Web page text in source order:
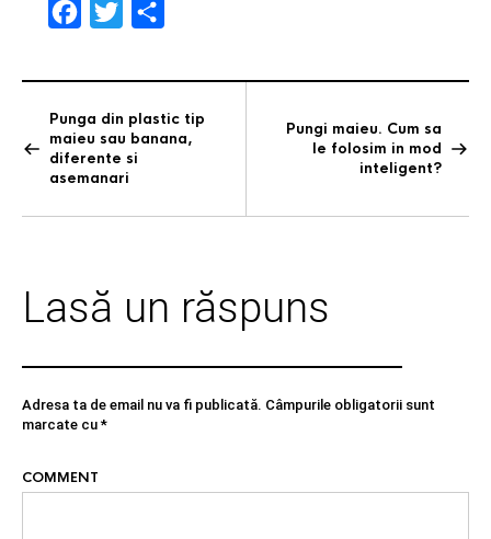
c
b
o
i
t
e
a
r
e
Punga din plastic tip
maieu sau banana,
diferente si
asemanari
Pungi maieu. Cum sa
le folosim in mod
inteligent?
Lasă un răspuns
Adresa ta de email nu va fi publicată. Câmpurile obligatorii sunt
marcate cu *
COMMENT